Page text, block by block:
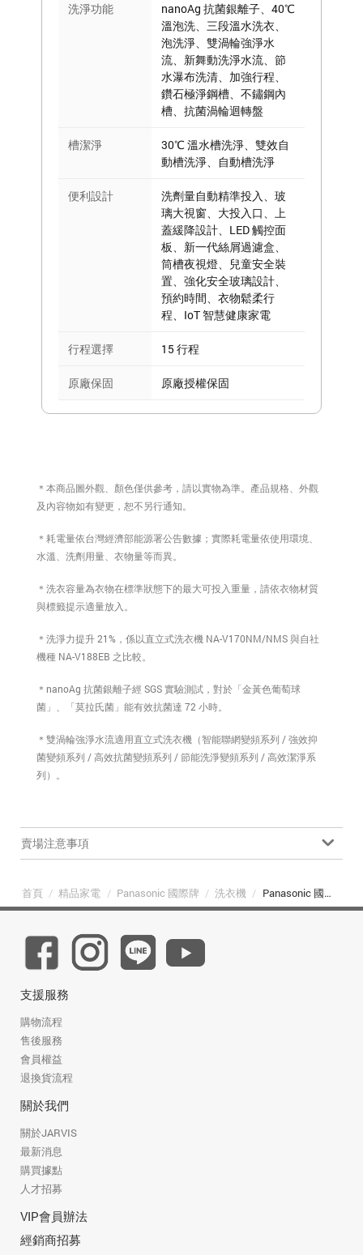
洗淨功能
nanoAg 抗菌銀離子、40℃
溫泡洗、三段溫水洗衣、
泡洗淨、雙渦輪強淨水
流、新舞動洗淨水流、節
水瀑布洗清、加強行程、
鑽石極淨鋼槽、不鏽鋼內
槽、抗菌渦輪迴轉盤
槽潔淨
30℃ 溫水槽洗淨、雙效自
動槽洗淨、自動槽洗淨
便利設計
洗劑量自動精準投入、玻
璃大視窗、大投入口、上
蓋緩降設計、LED 觸控面
板、新一代絲屑過濾盒、
筒槽夜視燈、兒童安全裝
置、強化安全玻璃設計、
預約時間、衣物鬆柔行
程、IoT 智慧健康家電
行程選擇 15 行程
原廠保固 原廠授權保固
＊本商品圖外觀、顏色僅供參考，請以實物為準。產品規格、外觀
及內容物如有變更，恕不另行通知。
＊耗電量依台灣經濟部能源署公告數據；實際耗電量依使用環境、
水溫、洗劑用量、衣物量等而異。
＊洗衣容量為衣物在標準狀態下的最大可投入重量，請依衣物材質
與標籤提示適量放入。
＊洗淨力提升 21%，係以直立式洗衣機 NA-V170NM/NMS 與自社
機種 NA-V188EB 之比較。
＊nanoAg 抗菌銀離子經 SGS 實驗測試，對於「金黃色葡萄球
菌」、「莫拉氏菌」能有效抗菌達 72 小時。
＊雙渦輪強淨水流適用直立式洗衣機（智能聯網變頻系列 / 強效抑
菌變頻系列 / 高效抗菌變頻系列 / 節能洗淨變頻系列 / 高效潔淨系
列）。
賣場注意事項
首頁 / 精品家電 / Panasonic 國際牌 / 洗衣機 / Panasonic 國際牌 NA-V200NMS-S 20kg 智慧聯網變頻直立溫水洗衣機 不鏽鋼
支援服務
購物流程
售後服務
會員權益
退換貨流程
關於我們
關於JARVIS
最新消息
購買據點
人才招募
VIP會員辦法
經銷商招募